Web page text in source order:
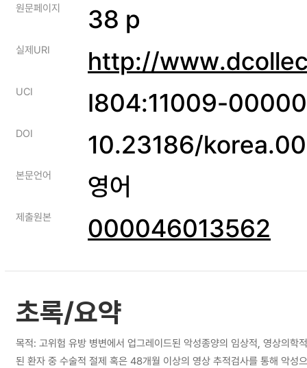
원문페이지 38 p
실제URI http://
UCI I804:11009-
DOI 10.23186/
본문언어 영어
제출원본 000046013562
초록/요약
목적: 고위험 유방 병변에서 업그레이드된 악성종양의 임상적, 영상의학적, 면역조직화학적 특징을 알아보고자 한다. 연구대상 및 방법: 2008년
된 환자 중 수술적 절제 혹은 48개월 이상의 영상 추적검사를 통해 악성